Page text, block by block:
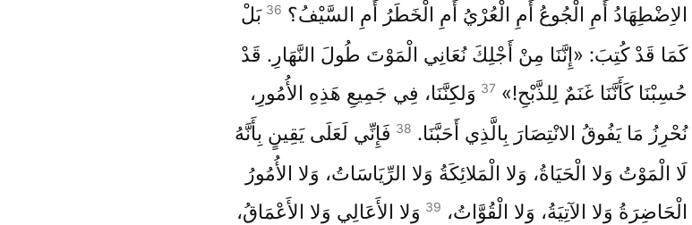
الاِضْطِهَادُ أَمِ الْجُوعُ أَمِ الْعُرْيُ أَمِ الْخَطَرُ أَمِ السَّيْفُ؟ 36 بَلْ
كَمَا قَدْ كُتِبَ: «إِنَّنَا مِنْ أَجْلِكَ نُعَانِي الْمَوْتَ طُولَ النَّهَارِ. قَدْ
حُسِبْنَا كَأَنَّنَا غَنَمٌ لِلذَّبْحِ!» 37 وَلكِنَّنَا، فِي جَمِيعِ هَذِهِ الأُمُورِ،
نُحْرِزُ مَا يَفُوقُ الانْتِصَارَ بِالَّذِي أَحَبَّنَا. 38 فَإِنِّي لَعَلَى يَقِينٍ بِأَنَّهُ
لَا الْمَوْتُ وَلا الْحَيَاةُ، وَلا الْمَلائِكَةُ وَلا الرِّيَاسَاتُ، وَلا الأُمُورُ
الْحَاضِرَةُ وَلا الآتِيَةُ، وَلا الْقُوَّاتُ، 39 وَلا الأَعَالِي وَلا الأَعْمَاقُ،